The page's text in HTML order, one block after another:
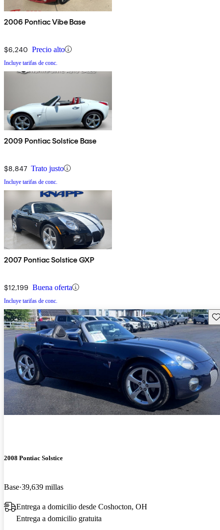
2006 Pontiac Vibe Base
$6,240 Precio alto
Incluye tarifas de conc.
2009 Pontiac Solstice Base
$8,847 Trato justo
Incluye tarifas de conc.
2007 Pontiac Solstice GXP
$12,199 Buena oferta
Incluye tarifas de conc.
2008 Pontiac Solstice
Base 39,639 millas
Entrega a domicilio desde Coshocton, OH
Entrega a domicilio gratuita